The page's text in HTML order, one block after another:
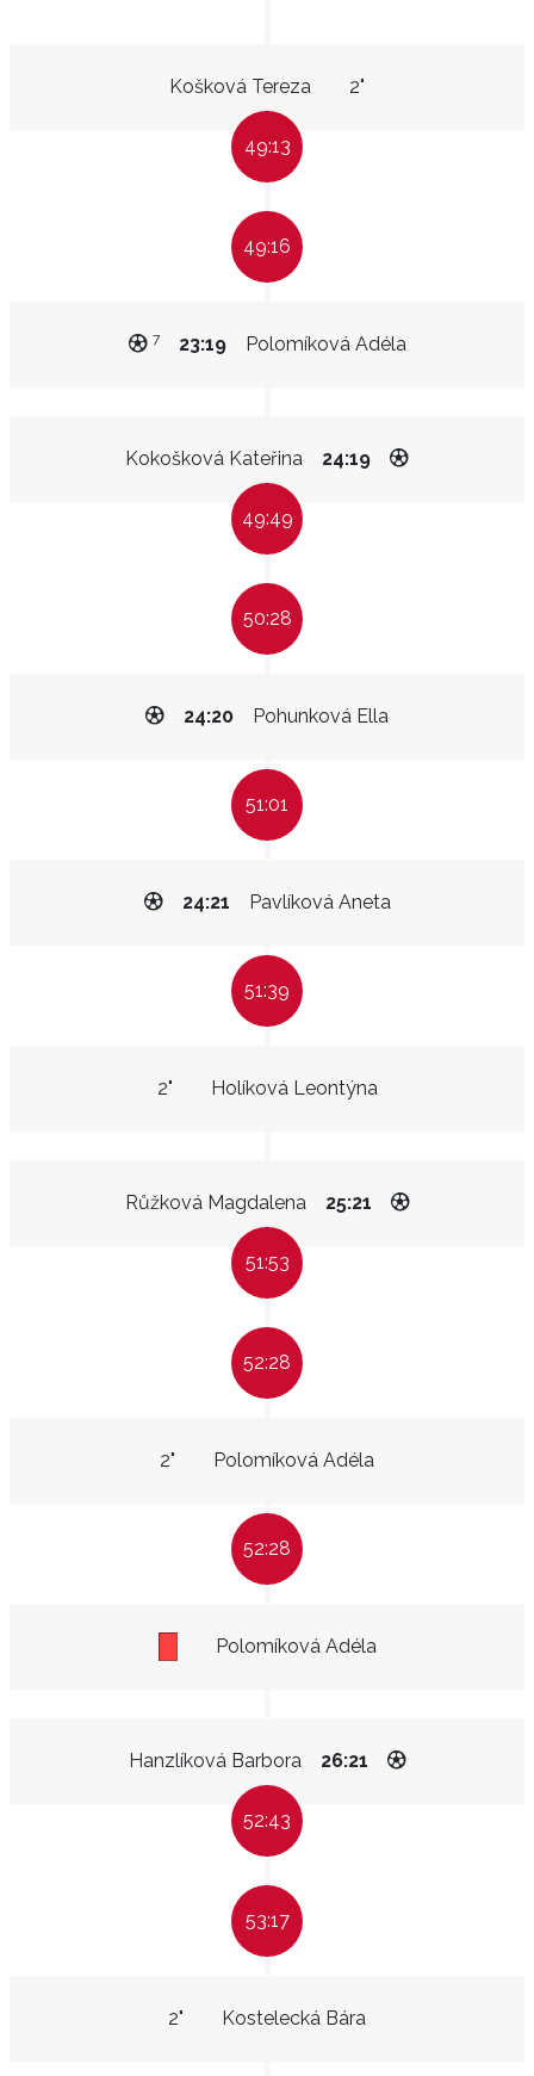
Košková Tereza 2"
49:13
49:16
Polomíková Adéla
23:19
7
Kokošková Kateřina 24:19
49:49
50:28
Pohunková Ella
24:20
51:01
Pavlíková Aneta
24:21
51:39
Holíková Leontýna
2"
Růžková Magdalena 25:21
51:53
52:28
Polomíková Adéla
2"
52:28
Polomíková Adéla
Hanzlíková Barbora 26:21
52:43
53:17
Kostelecká Bára
2"